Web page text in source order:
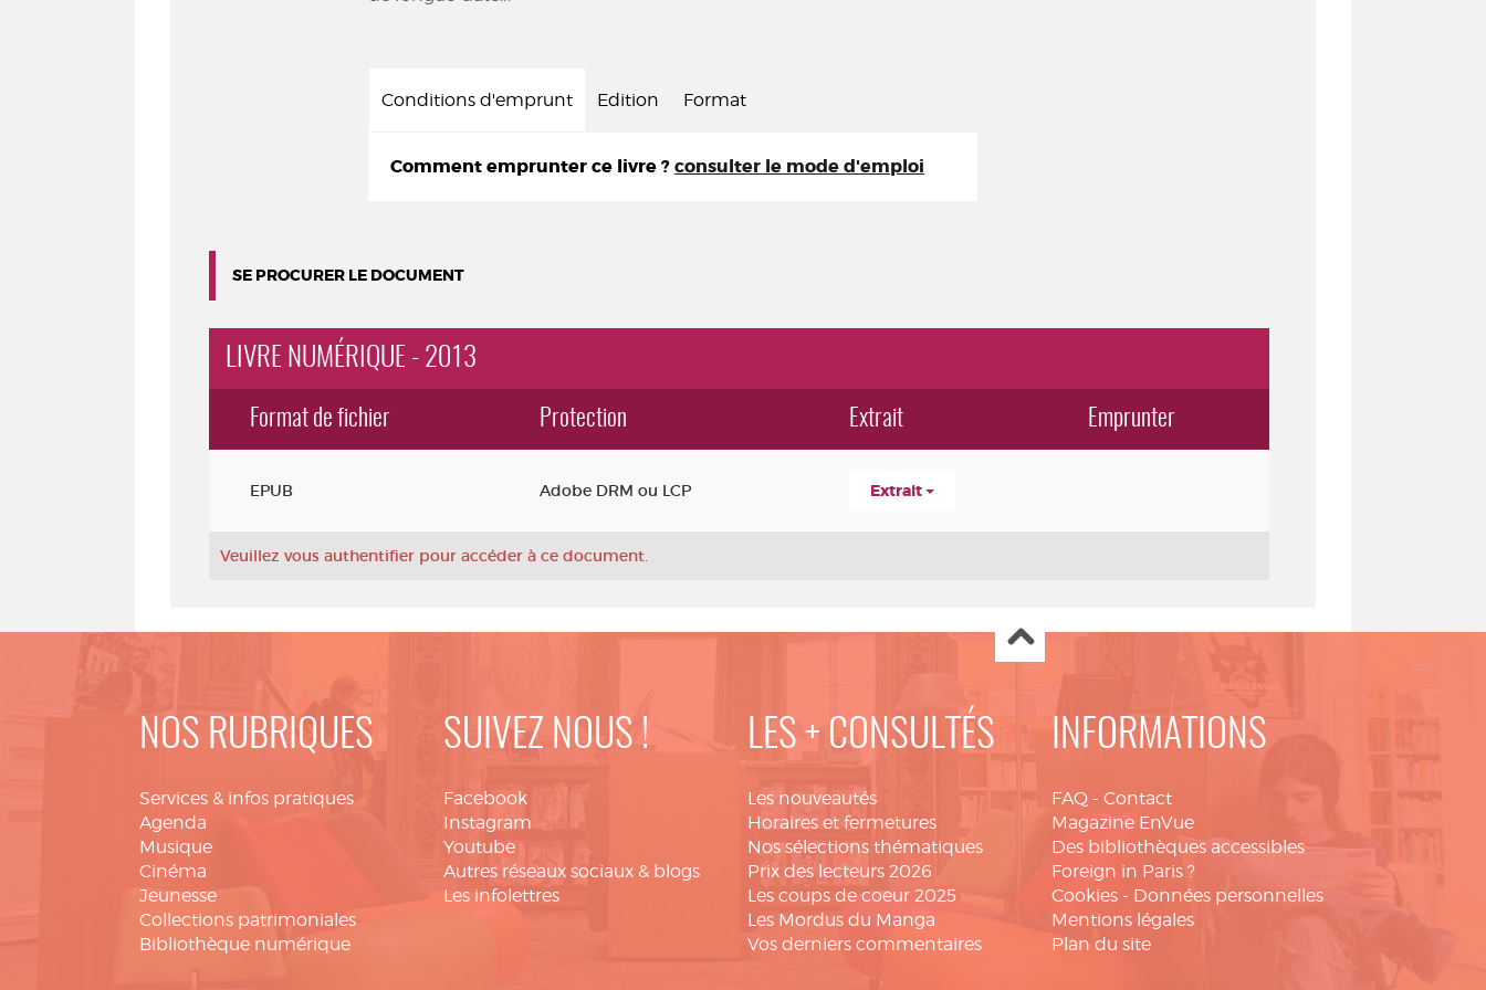
Conditions d'emprunt Edition Format
Comment emprunter ce livre ? consulter le mode d'emploi
SE PROCURER LE DOCUMENT
LIVRE NUMÉRIQUE - 2013
Format de fichier Protection Extrait Emprunter
EPUB Adobe DRM ou LCP Extrait
Veuillez vous authentifier pour accéder à ce document.
NOS RUBRIQUES
Services & infos pratiques
Agenda
Musique
Cinéma
Jeunesse
Collections patrimoniales
Bibliothèque numérique
SUIVEZ NOUS !
Facebook
Instagram
Youtube
Autres réseaux sociaux & blogs
Les infolettres
LES + CONSULTÉS
Les nouveautés
Horaires et fermetures
Nos sélections thématiques
Prix des lecteurs 2026
Les coups de coeur 2025
Les Mordus du Manga
Vos derniers commentaires
INFORMATIONS
FAQ - Contact
Magazine EnVue
Des bibliothèques accessibles
Foreign in Paris ?
Cookies - Données personnelles
Mentions légales
Plan du site